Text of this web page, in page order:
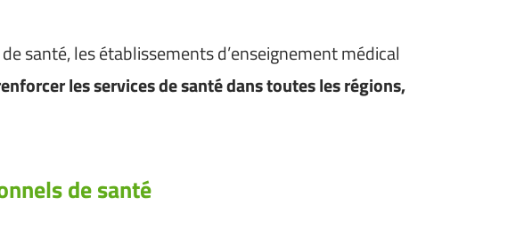
santé, les établissements d’enseignement médical
les services de santé dans toutes les régions,
de santé